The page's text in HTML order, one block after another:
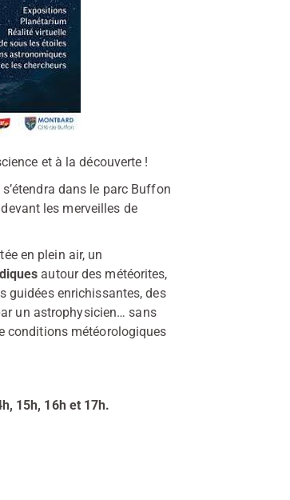
et à la découverte !
dans le parc Buffon
les merveilles de
en plein air, un
autour des météorites,
guidées enrichissantes, des
un astrophysicien… sans
conditions météorologiques
15h, 16h et 17h.